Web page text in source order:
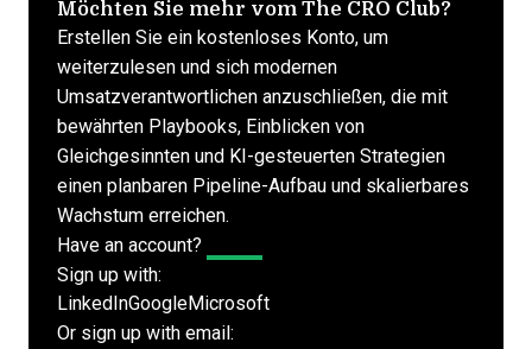
Möchten Sie mehr vom The CRO Club?
Erstellen Sie ein kostenloses Konto, um
weiterzulesen und sich modernen
Umsatzverantwortlichen anzuschließen, die mit
bewährten Playbooks, Einblicken von
Gleichgesinnten und KI-gesteuerten Strategien
einen planbaren Pipeline-Aufbau und skalierbares
Wachstum erreichen.
Have an account?
Sign up with:
LinkedInGoogleMicrosoft
Or sign up with email: